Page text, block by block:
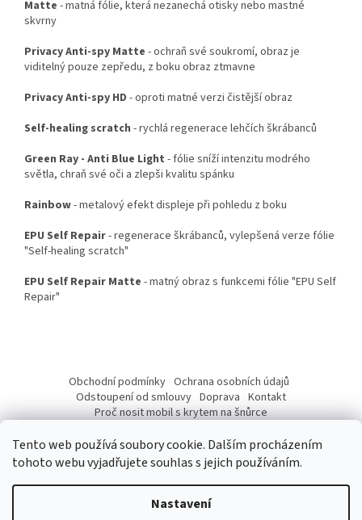
Tento web používá soubory cookie. Dalším procházením
tohoto webu vyjadřujete souhlas s jejich používáním.
Nastavení
Matte - matná fólie, která nezanechá otisky nebo mastné
skvrny
Privacy Anti-spy Matte - ochraň své soukromí, obraz je
viditelný pouze zepředu, z boku obraz ztmavne
Privacy Anti-spy HD - oproti matné verzi čistější obraz
Self-healing scratch - rychlá regenerace lehčích škrábanců
Green Ray - Anti Blue Light - fólie sníží intenzitu modrého
světla, chraň své oči a zlepši kvalitu spánku
Rainbow- metalový efekt displeje při pohledu z boku
EPU Self Repair- regenerace škrábanců, vylepšená verze fólie
"Self-healing scratch"
EPU Self Repair Matte - matný obraz s funkcemi fólie "EPU Self
Repair"
a
Obchodní podmínky Ochrana osobních údajů
Odstoupení od smlouvy Doprava Kontakt
Proč nosit mobil s krytem na šnůrce
Vytvořil Shoptet